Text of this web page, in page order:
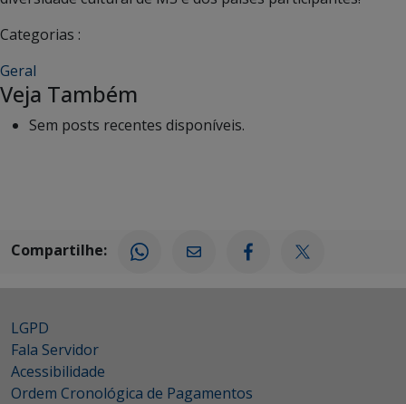
Categorias :
Geral
Veja Também
Sem posts recentes disponíveis.
Compartilhe:
LGPD
Fala Servidor
Acessibilidade
Ordem Cronológica de Pagamentos